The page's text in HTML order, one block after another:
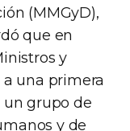
(MMGyD),
que en
y
una primera
un grupo de
y de